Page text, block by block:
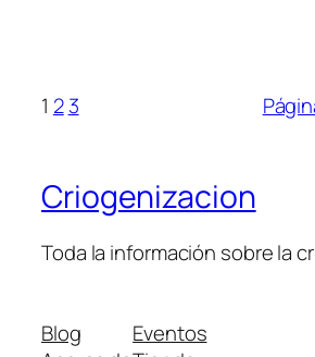
1 2 3
Criogenizacion
Toda la información sobre la
Blog
Eventos